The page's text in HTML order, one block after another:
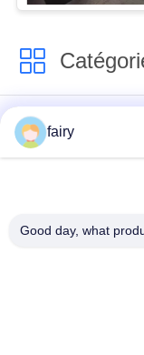
Amortisseur marin
pneumatique
caoutchouc
fairy
Good day, what